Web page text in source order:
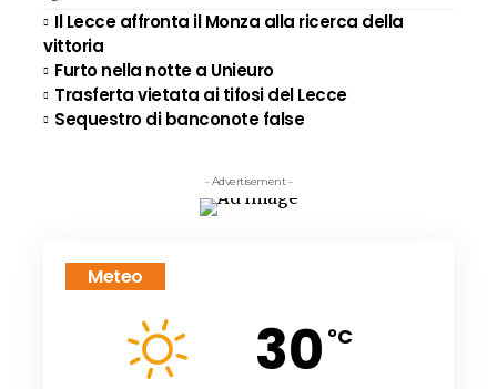
Il Lecce affronta il Monza alla ricerca della
vittoria
Furto nella notte a Unieuro
Trasferta vietata ai tifosi del Lecce
Sequestro di banconote false
- Advertisement -
Meteo
30 °C